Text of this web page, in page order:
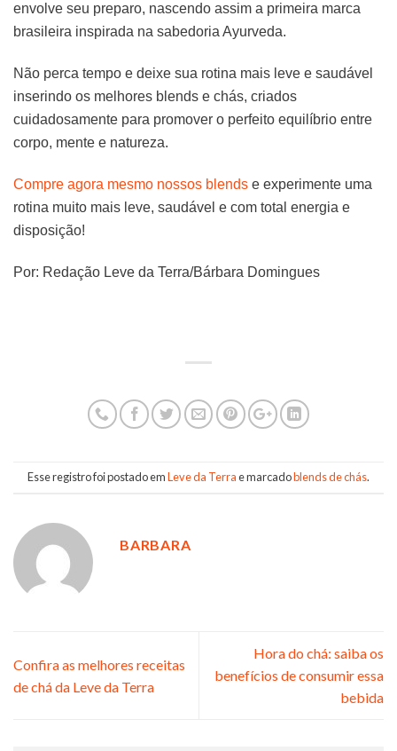
envolve seu preparo, nascendo assim a primeira marca
brasileira inspirada na sabedoria Ayurveda.
Não perca tempo e deixe sua rotina mais leve e saudável
inserindo os melhores blends e chás, criados
cuidadosamente para promover o perfeito equilíbrio entre
corpo, mente e natureza.
Compre agora mesmo nossos blends e experimente uma
rotina muito mais leve, saudável e com total energia e
disposição!
Por: Redação Leve da Terra/Bárbara Domingues
Esse registro foi postado emLeve da Terrae marcadoblends de chás.
BARBARA
Confira as melhores receitas
de chá da Leve da Terra
Hora do chá: saiba os
benefícios de consumir essa
bebida